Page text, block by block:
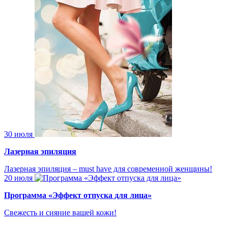
30 июля
Лазерная эпиляция
Лазерная эпиляция – must have для современной женщины!
20 июля
Программа «Эффект отпуска для лица»
Свежесть и сияние вашей кожи!